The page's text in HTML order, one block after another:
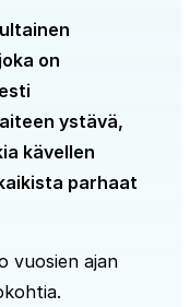
on
ystävä,
kävellen
parhaat
vuosien ajan